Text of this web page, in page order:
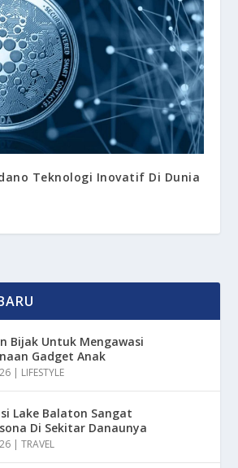
Teknologi Inovatif Di Dunia
Bijak Untuk Mengawasi
Gadget Anak
| LIFESTYLE
Lake Balaton Sangat
Di Sekitar Danaunya
|TRAVEL